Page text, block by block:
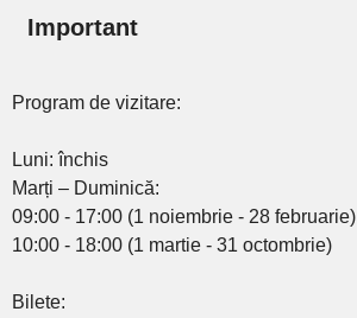
Important
Program de vizitare:
Luni: închis
Marți – Duminică:
09:00 - 17:00 (1 noiembrie - 28 februarie)
10:00 - 18:00 (1 martie - 31 octombrie)
Bilete: